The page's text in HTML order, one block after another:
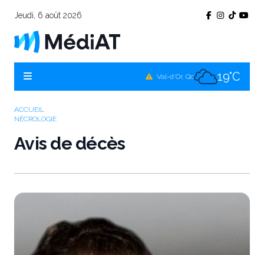
Jeudi, 6 août 2026
Val-d'Or, Qc 19°C
ACCUEIL
NÉCROLOGIE
Avis de décès